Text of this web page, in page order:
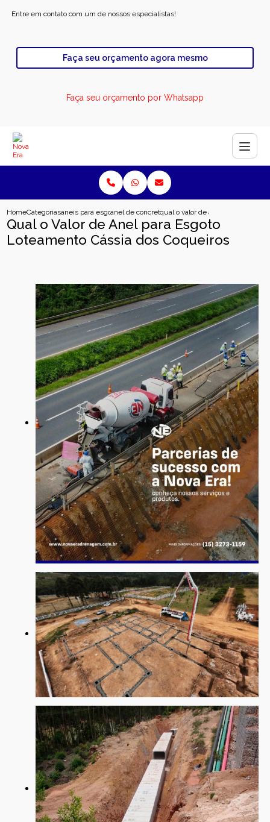
Entre em contato com um de nossos especialistas!
Faça seu orçamento agora mesmo
Faça seu orçamento por Whatsapp
HomeCategoriasaneis para esgotoanel de concreto para rodoviaqual o valor de anel para esgoto
Qual o Valor de Anel para Esgoto
Loteamento Cássia dos Coqueiros